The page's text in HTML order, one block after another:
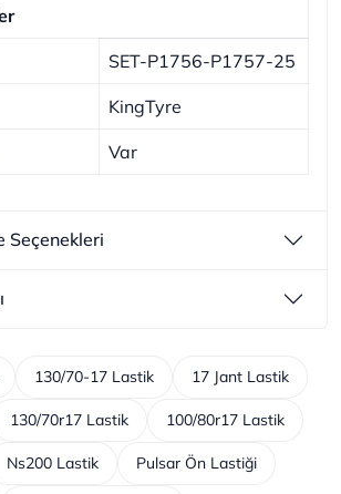
SET-P1756-P1757-25
KingTyre
Var
Seçenekleri
130/70-17 Lastik 17 Jant Lastik
130/70r17 Lastik 100/80r17 Lastik
Ns200 Lastik Pulsar Ön Lastiği